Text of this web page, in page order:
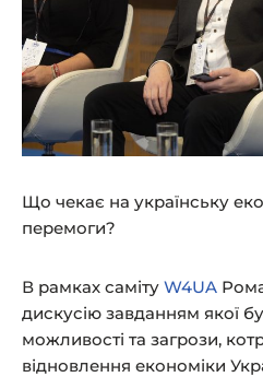
Що чекає на українську
перемоги?
В рамках саміту W4UA
дискусію завданням якої
можливості та загрози,
відновлення економіки